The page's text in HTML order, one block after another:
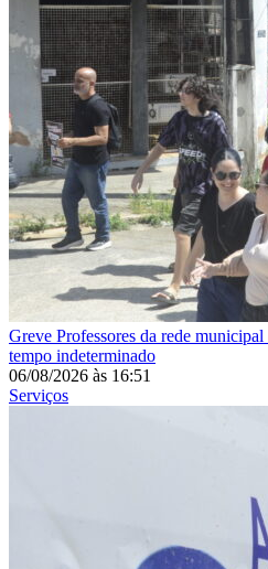
Greve Professores da rede
tempo indeterminado
06/08/2026 às 16:51
Serviços